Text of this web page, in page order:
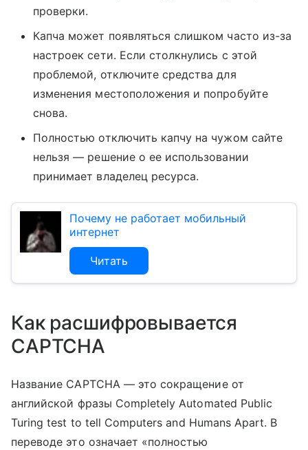
проверки.
Капча может появляться слишком часто из-за
настроек сети. Если столкнулись с этой
проблемой, отключите средства для
изменения местоположения и попробуйте
снова.
Полностью отключить капчу на чужом сайте
нельзя — решение о ее использовании
принимает владелец ресурса.
Почему не работает мобильный
интернет
Читать
Как расшифровывается
CAPTCHA
Название CAPTCHA — это сокращение от
английской фразы Completely Automated Public
Turing test to tell Computers and Humans Apart. В
переводе это означает «полностью